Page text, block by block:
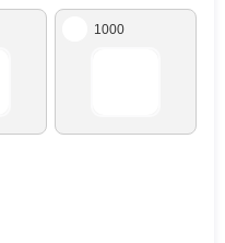
1000